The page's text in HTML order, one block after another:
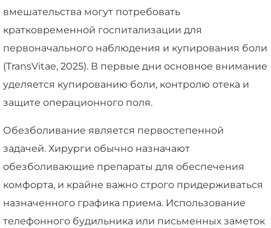
вмешательства могут потребовать
кратковременной госпитализации для
первоначального наблюдения и купирования боли
(TransVitae, 2025). В первые дни основное внимание
уделяется купированию боли, контролю отека и
защите операционного поля.
Обезболивание является первостепенной
задачей. Хирурги обычно назначают
обезболивающие препараты для обеспечения
комфорта, и крайне важно строго придерживаться
назначенного графика приема. Использование
телефонного будильника или письменных заметок